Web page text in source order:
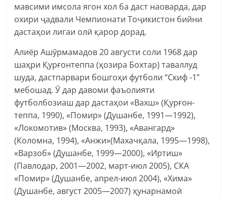
мавсими имсола ягон хол ба даст наоварда, дар
охири ҷадвали Чемпионати Тоҷикистон бийни
дастаҳои лигаи олӣ қарор дорад.
Алиёр Ашӯрмамадов 20 августи соли 1968 дар
шаҳри Қурғонтеппа (ҳозира Бохтар) таваллуд
шуда, дастпарвари бошгоҳи футболи “Скиф -1”
мебошад. Ӯ дар давоми фаъолияти
футболбозиаш дар дастаҳои «Вахш» (Қурғон-
теппа, 1990), «Помир» (Душанбе, 1991—1992),
«Локомотив» (Москва, 1993), «Авангард»
(Коломна, 1994), «Анжи»(Махачқала, 1995—1998),
«Варзоб» (Душанбе, 1999—2000), «Иртиш»
(Павлодар, 2001—2002, март-июл 2005), СКА
«Помир» (Душанбе, апрел-июл 2004), «Хима»
(Душанбе, август 2005—2007) ҳунарнамоӣ